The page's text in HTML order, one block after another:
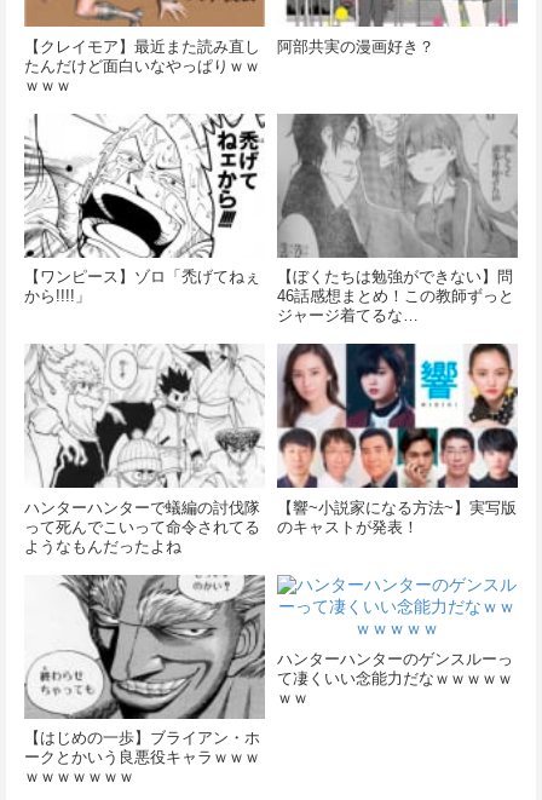
【クレイモア】最近また読み直し
たんだけど面白いなやっぱりｗｗ
ｗｗｗ
阿部共実の漫画好き？
【ワンピース】ゾロ「禿げてねぇ
から!!!!」
【ぼくたちは勉強ができない】問
46話感想まとめ！この教師ずっと
ジャージ着てるな…
ハンターハンターで蟻編の討伐隊
って死んでこいって命令されてる
ようなもんだったよね
【響~小説家になる方法~】実写版
のキャストが発表！
【はじめの一歩】ブライアン・ホ
ークとかいう良悪役キャラｗｗｗ
ｗｗｗｗｗｗｗ
ハンターハンターのゲンスルーっ
て凄くいい念能力だなｗｗｗｗｗ
ｗｗ